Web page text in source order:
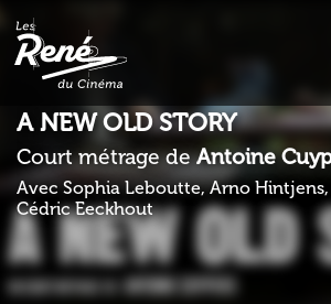
A NEW OLD STORY
Court métrage deAntoine
Avec Sophia Leboutte, Arno Hintjens,
Cédric Eeckhout